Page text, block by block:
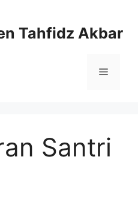
Tahfidz Akbar
Santri